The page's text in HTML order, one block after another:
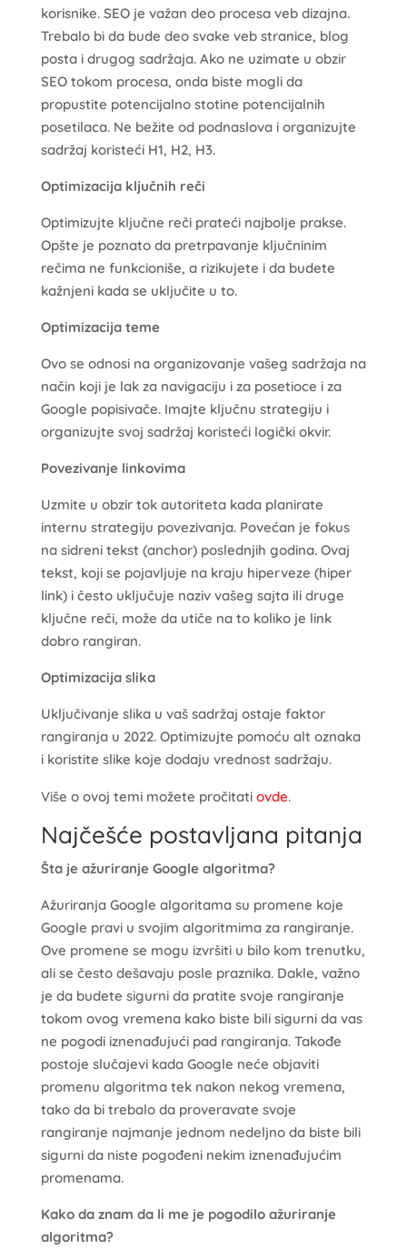
korisnike. SEO je važan deo procesa veb dizajna.
Trebalo bi da bude deo svake veb stranice, blog
posta i drugog sadržaja. Ako ne uzimate u obzir
SEO tokom procesa, onda biste mogli da
propustite potencijalno stotine potencijalnih
posetilaca. Ne bežite od podnaslova i organizujte
sadržaj koristeći H1, H2, H3.
Optimizacija ključnih reči
Optimizujte ključne reči prateći najbolje prakse.
Opšte je poznato da pretrpavanje ključninim
rečima ne funkcioniše, a rizikujete i da budete
kažnjeni kada se uključite u to.
Optimizacija teme
Ovo se odnosi na organizovanje vašeg sadržaja na
način koji je lak za navigaciju i za posetioce i za
Google popisivače. Imajte ključnu strategiju i
organizujte svoj sadržaj koristeći logički okvir.
Povezivanje linkovima
Uzmite u obzir tok autoriteta kada planirate
internu strategiju povezivanja. Povećan je fokus
na sidreni tekst (anchor) poslednjih godina. Ovaj
tekst, koji se pojavljuje na kraju hiperveze (hiper
link) i često uključuje naziv vašeg sajta ili druge
ključne reči, može da utiče na to koliko je link
dobro rangiran.
Optimizacija slika
Uključivanje slika u vaš sadržaj ostaje faktor
rangiranja u 2022. Optimizujte pomoću alt oznaka
i koristite slike koje dodaju vrednost sadržaju.
Više o ovoj temi možete pročitati ovde.
Najčešće postavljana pitanja
Šta je ažuriranje Google algoritma?
Ažuriranja Google algoritama su promene koje
Google pravi u svojim algoritmima za rangiranje.
Ove promene se mogu izvršiti u bilo kom trenutku,
ali se često dešavaju posle praznika. Dakle, važno
je da budete sigurni da pratite svoje rangiranje
tokom ovog vremena kako biste bili sigurni da vas
ne pogodi iznenađujući pad rangiranja. Takođe
postoje slučajevi kada Google neće objaviti
promenu algoritma tek nakon nekog vremena,
tako da bi trebalo da proveravate svoje
rangiranje najmanje jednom nedeljno da biste bili
sigurni da niste pogođeni nekim iznenađujućim
promenama.
Kako da znam da li me je pogodilo ažuriranje
algoritma?